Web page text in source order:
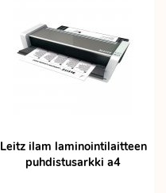
Leitz ilam laminointilaitteen
puhdistusarkki a4